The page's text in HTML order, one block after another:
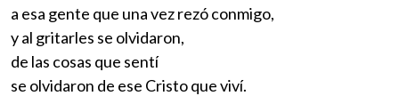
a esa gente que una vez rezó conmigo,
y al gritarles se olvidaron,
de las cosas que sentí
se olvidaron de ese Cristo que viví.